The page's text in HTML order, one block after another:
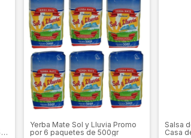
Yerba Mate Sol y Lluvia Promo
por 6 paquetes de 500gr
Salsa
Casa